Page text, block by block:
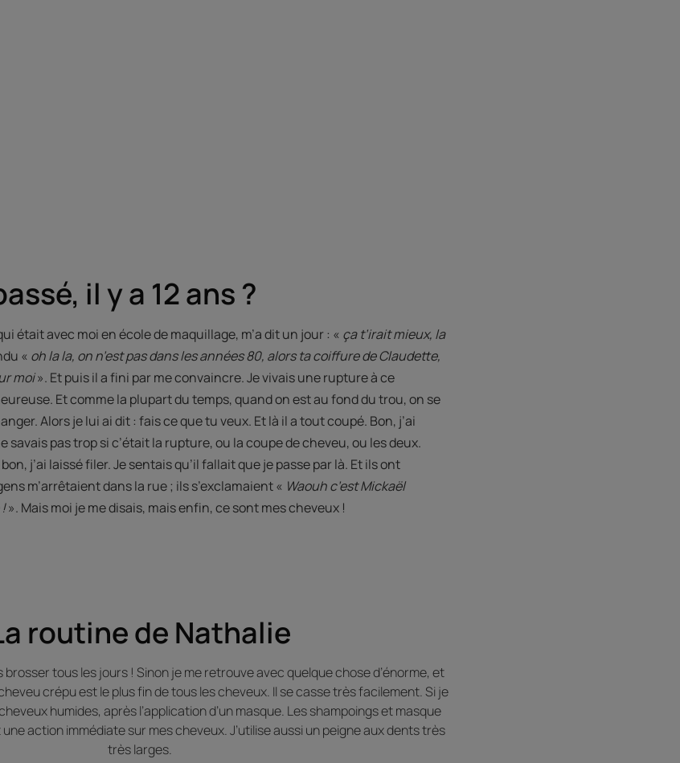
il y a 12 ans ?
était avec moi en école de maquillage, m’a dit un jour : « ça t’irait mieux, la
« oh la la, on n’est pas dans les années 80, alors ta coiffure de Claudette,
moi». Et puis il a fini par me convaincre. Je vivais une rupture à ce
Et comme la plupart du temps, quand on est au fond du trou, on se
Alors je lui ai dit : fais ce que tu veux. Et là il a tout coupé. Bon, j’ai
savais pas trop si c’était la rupture, ou la coupe de cheveu, ou les deux.
j’ai laissé filer. Je sentais qu’il fallait que je passe par là. Et ils ont
m’arrêtaient dans la rue ; ils s’exclamaient « Waouh c’est Mickaël
!». Mais moi je me disais, mais enfin, ce sont mes cheveux !
routine de Nathalie
tous les jours ! Sinon je me retrouve avec quelque chose d’énorme, et
crépu est le plus fin de tous les cheveux. Il se casse très facilement. Si je
humides, après l’application d’un masque. Les shampoings et masque
action immédiate sur mes cheveux. J’utilise aussi un peigne aux dents très
très larges.